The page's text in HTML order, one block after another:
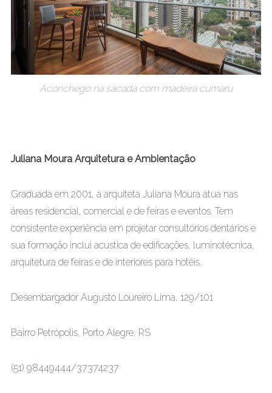
Aconchego na sacada com madeira cumaru
Juliana Moura Arquitetura e Ambientação
Graduada em 2001, a arquiteta Juliana Moura atua nas
áreas residencial, comercial e de feiras e eventos. Tem
consistente experiência em projetar consultórios dentários e
sua formação inclui acústica de edificações, luminotécnica,
arquitetura de feiras e de interiores para hotéis.
Desembargador Augusto Loureiro Lima, 129/101
Bairro Petrópolis, Porto Alegre, RS
(51) 98449444/37374237